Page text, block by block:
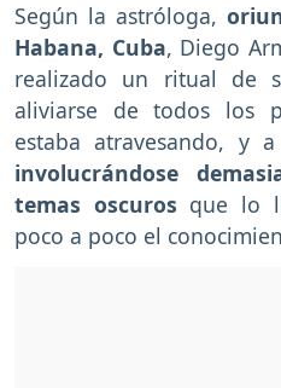
Según la astróloga,
Habana, Cuba, Diego
realizado un ritual de
aliviarse de todos los
estaba atravesando, y
involucrándose
temas oscuros que lo
poco a poco el